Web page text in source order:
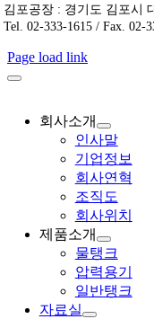
김포공장 : 경기도 김포시
Tel. 02-333-1615 / Fax. 02-
Page load link
회사소개
인사말
기업정보
회사연혁
조직도
회사위치
제품소개
물탱크
압력용기
일반탱크
자료실